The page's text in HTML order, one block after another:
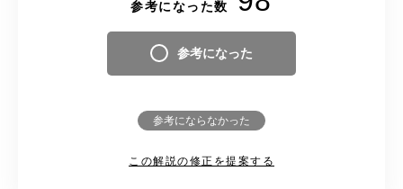
参考になった数
参考になった
参考にならなかった
この解説の修正を提案する